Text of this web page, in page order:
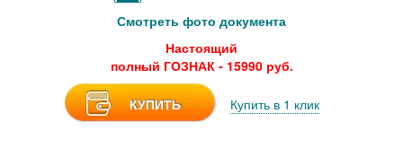
Смотреть фото документа
Настоящий
полный ГОЗНАК - 15990 руб.
КУПИТЬ Купить в 1 клик